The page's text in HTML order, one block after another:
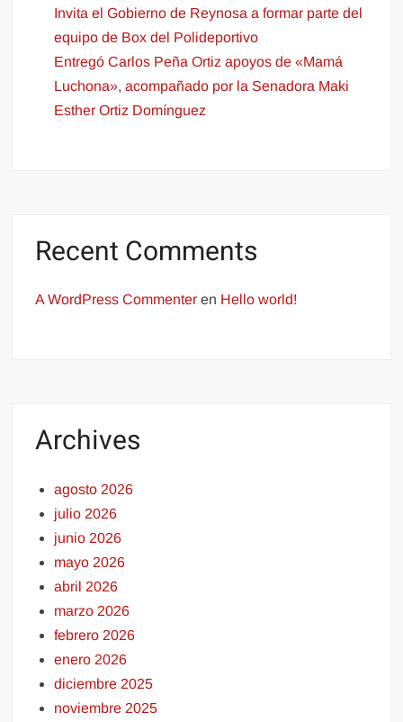
Invita el Gobierno de Reynosa a formar parte del
equipo de Box del Polideportivo
Entregó Carlos Peña Ortiz apoyos de «Mamá
Luchona», acompañado por la Senadora Maki
Esther Ortiz Domínguez
Recent Comments
A WordPress Commenter en Hello world!
Archives
agosto 2026
julio 2026
junio 2026
mayo 2026
abril 2026
marzo 2026
febrero 2026
enero 2026
diciembre 2025
noviembre 2025